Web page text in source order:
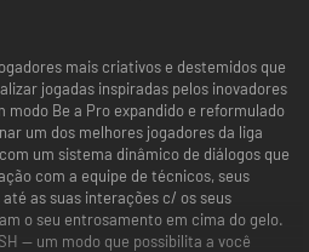
mais criativos e destemidos que
jogadas inspiradas pelos inovadores
modo Be a Pro expandido e reformulado
um dos melhores jogadores da liga
um sistema dinâmico de diálogos que
com a equipe de técnicos, seus
as suas interações c/ os seus
o seu entrosamento em cima do gelo.
— um modo que possibilita a você